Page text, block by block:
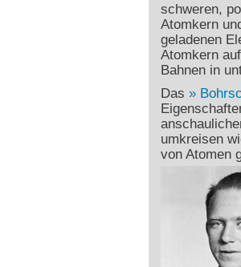
schweren,
Atomkern
geladenen
Atomkern
Bahnen in
Das
umkreisen
von Atomen